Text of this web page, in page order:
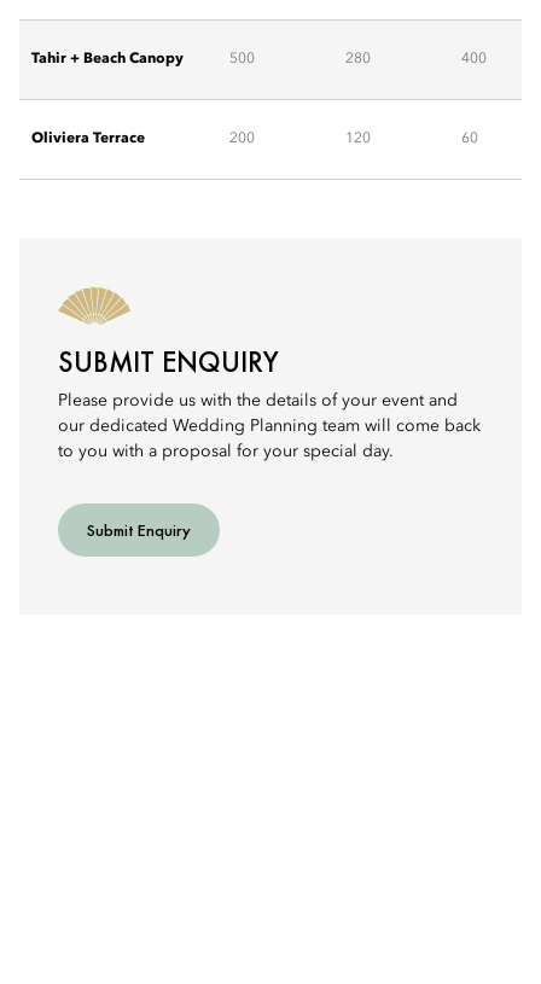
Tahir + Beach Canopy 500 280 400
Oliviera Terrace 200 120 60
SUBMIT ENQUIRY
Please provide us with the details of your event and
our dedicated Wedding Planning team will come back
to you with a proposal for your special day.
Submit Enquiry